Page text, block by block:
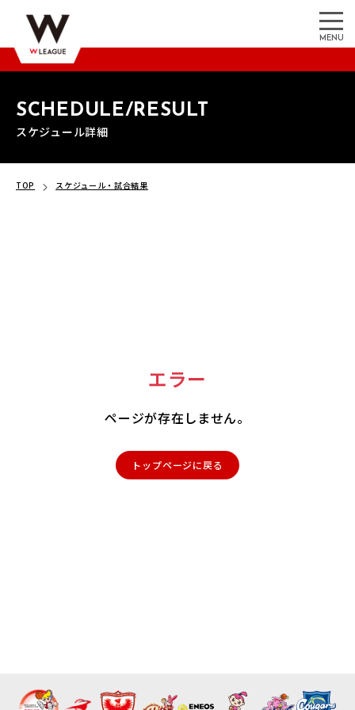
MENU
SCHEDULE/RESULT
スケジュール詳細
TOP スケジュール・試合結果
エラー
ページが存在しません。
トップページに戻る